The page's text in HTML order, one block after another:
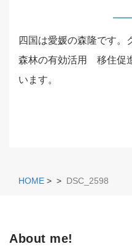
四国は愛媛の森隆です。
森林の有効活用 移住促
います。
HOME > > DSC_2598
About me!